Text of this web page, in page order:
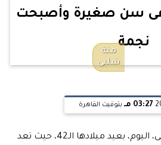
فى سن صغيرة وأصبحت
نجمة
منة
شلبى
03:27 مـ بتوقيت القاهرة
تحتفل النجمة منة شلبى، اليوم، بعيد ميلادها الـ42، حيث تعد